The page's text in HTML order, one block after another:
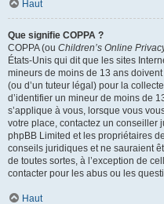
Haut
Que signifie COPPA ?
COPPA (ou Children’s Online
États-Unis qui dit que les sites
mineurs de moins de 13 ans
(ou d’un tuteur légal) pour la
d’identifier un mineur de moins de
s’applique à vous, lorsque vous
votre place, contactez un conseiller
phpBB Limited et les propriétaires
conseils juridiques et ne sauraient
de toutes sortes, à l’exception de
contacter pour les abus ou les
Haut